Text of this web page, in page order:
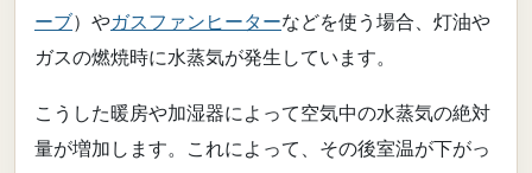
ーブ）やガスファンヒーターなどを使う場合、灯油や
ガスの燃焼時に水蒸気が発生しています。
こうした暖房や加湿器によって空気中の水蒸気の絶対
量が増加します。これによって、その後室温が下がっ